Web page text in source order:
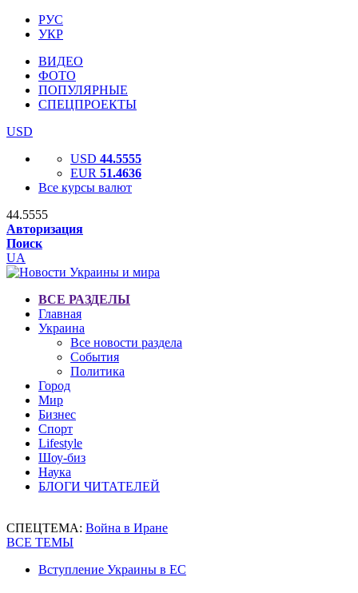
РУС
УКР
ВИДЕО
ФОТО
ПОПУЛЯРНЫЕ
СПЕЦПРОЕКТЫ
USD
USD 44.5555
EUR 51.4636
Все курсы валют
44.5555
Авторизация
Поиск
UA
ВСЕ РАЗДЕЛЫ
Главная
Украина
Все новости раздела
События
Политика
Город
Мир
Бизнес
Спорт
Lifestyle
Шоу-биз
Наука
БЛОГИ ЧИТАТЕЛЕЙ
СПЕЦТЕМА: Война в Иране
ВСЕ ТЕМЫ
Вступление Украины в ЕС